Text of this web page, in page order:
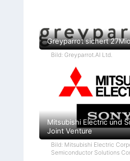
Greyparrot sichert
Bild: Greyparrot.AI Ltd.
Mitsubishi Electric und
Joint Venture
Bild: Mitsubishi Electric
Semiconductor Solutions